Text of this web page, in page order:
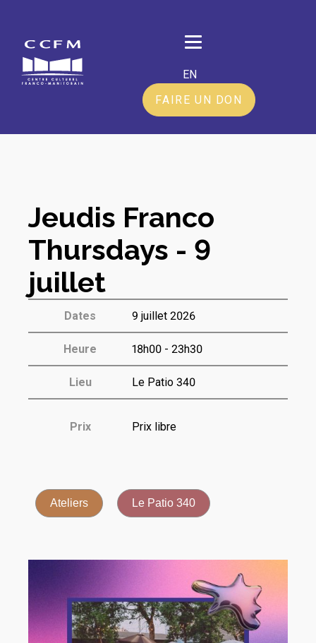
EN
FAIRE UN DON
Jeudis Franco
Thursdays - 9
juillet
Dates 9 juillet 2026
Heure 18h00 - 23h30
Lieu Le Patio 340
Prix Prix libre
Ateliers Le Patio 340